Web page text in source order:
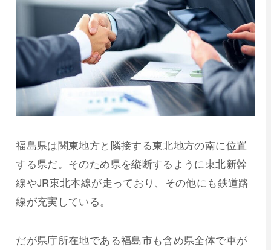
福島県は関東地方と隣接する東北地方の南に位置
する県だ。そのため県を縦断するように東北新幹
線やJR東北本線が走っており、その他にも鉄道路
線が充実している。
だが県庁所在地である福島市も含め県全体で車が